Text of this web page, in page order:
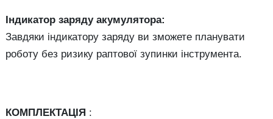
Індикатор заряду акумулятора:
Завдяки індикатору заряду ви зможете планувати
роботу без ризику раптової зупинки інструмента.
КОМПЛЕКТАЦІЯ :